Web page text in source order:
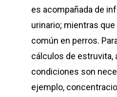
es acompañada de
urinario; mientras
común en perros.
cálculos de estruvita,
condiciones son
ejemplo,